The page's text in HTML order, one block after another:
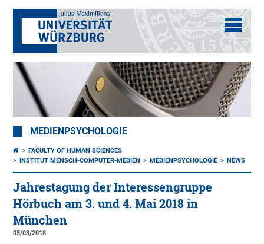
MEDIENPSYCHOLOGIE
FACULTY OF HUMAN SCIENCES
INSTITUT MENSCH-COMPUTER-MEDIEN
MEDIENPSYCHOLOGIE NEWS
Jahrestagung der Interessengruppe
Hörbuch am 3. und 4. Mai 2018 in
München
05/03/2018